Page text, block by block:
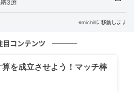
利アイテムを発見しました。
る！しゃもじ』。
じのようですが、実際に使っ
3選
※michillに移動します
目コンテンツ
を成立させよう！マッチ棒